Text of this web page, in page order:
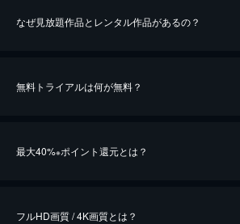
なぜ見放題作品とレンタル作品があるの？
無料トライアルは何が無料？
最大40%※ポイント還元とは？
フルHD画質 / 4K画質とは？